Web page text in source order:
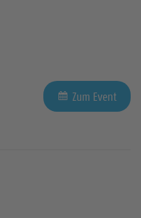
Zum Event